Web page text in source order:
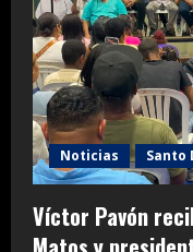
Noticias Santo
Víctor Pavón